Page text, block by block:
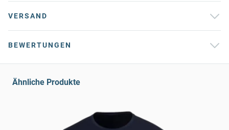
VERSAND
BEWERTUNGEN
Ähnliche Produkte